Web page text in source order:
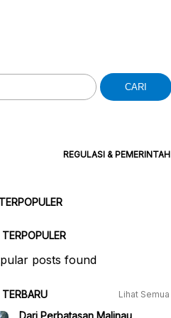
CARI
REGULASI & PEMERINTAH
posts found
Lihat Semua